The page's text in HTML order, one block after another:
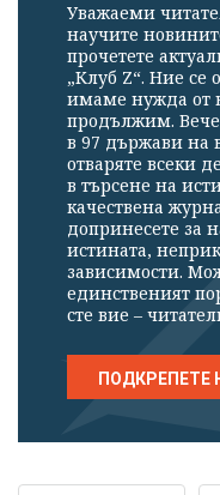
Уважаеми
научите
прочетете
„Клуб Z“. Ние се
имаме нужда от
продължим.
в 97 държави на
отваряте всеки
в търсене на
качествена
допринесете за
истината,
зависимости.
единственият
сте вие –
ПОДКРЕПЕТЕ